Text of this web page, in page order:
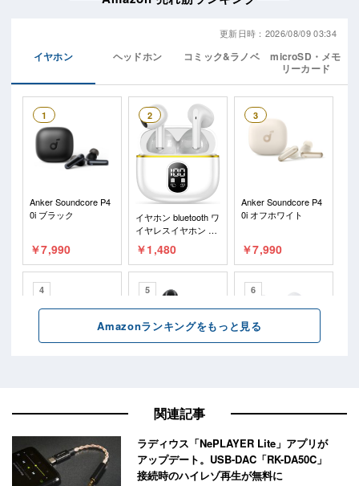
関連記事
ラディウス「NePLAYER Lite」アプリが
アップデート。USB-DAC「RK-DA50C」
接続時のハイレゾ再生が無料に